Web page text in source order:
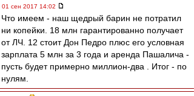
01 сен 2017 14:02
Что имеем - наш щедрый барин не потратил
ни копейки. 18 млн гарантированно получает
от ЛЧ. 12 стоит Дон Педро плюс его условная
зарплата 5 млн за 3 года и аренда Пашалича -
пусть будет примерно миллион-два . Итог - по
нулям.